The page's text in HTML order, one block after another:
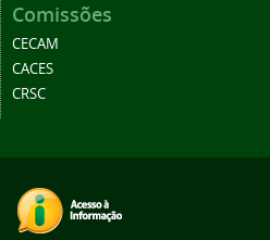
Comissões
CECAM
CACES
CRSC